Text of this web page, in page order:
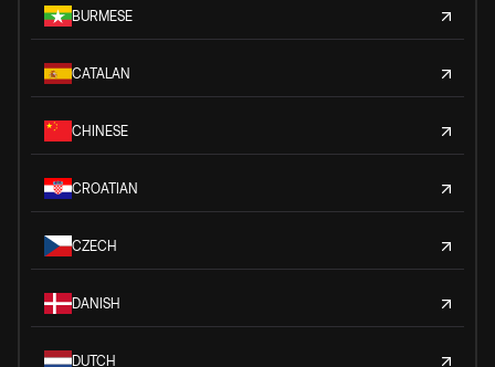
BURMESE
CATALAN
CHINESE
CROATIAN
CZECH
DANISH
DUTCH